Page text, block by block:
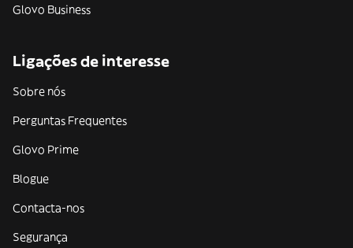
Glovo Business
Ligações de interesse
Sobre nós
Perguntas Frequentes
Glovo Prime
Blogue
Contacta-nos
Segurança